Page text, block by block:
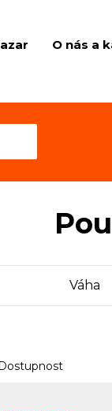
O nás a
Váha